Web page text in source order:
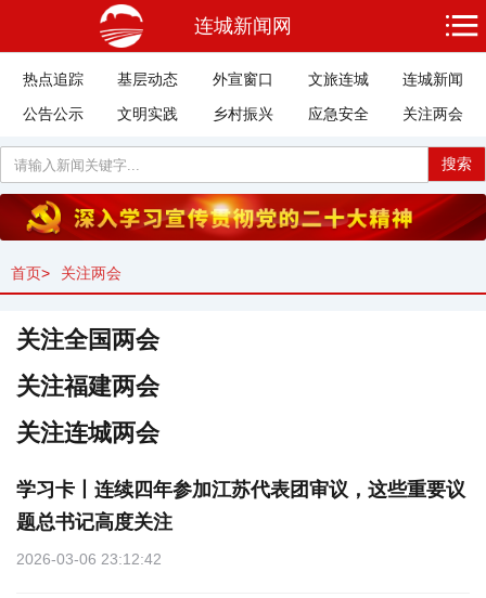
连城新闻网
热点追踪 基层动态 外宣窗口 文旅连城
连城新闻
公告公示
文明实践 乡村振兴 应急安全 关注两会
搜索
首页> 关注两会
关注全国两会
关注福建两会
关注连城两会
学习卡丨连续四年参加江苏代表团审议，这些重要议
题总书记高度关注
2026-03-06 23:12:42